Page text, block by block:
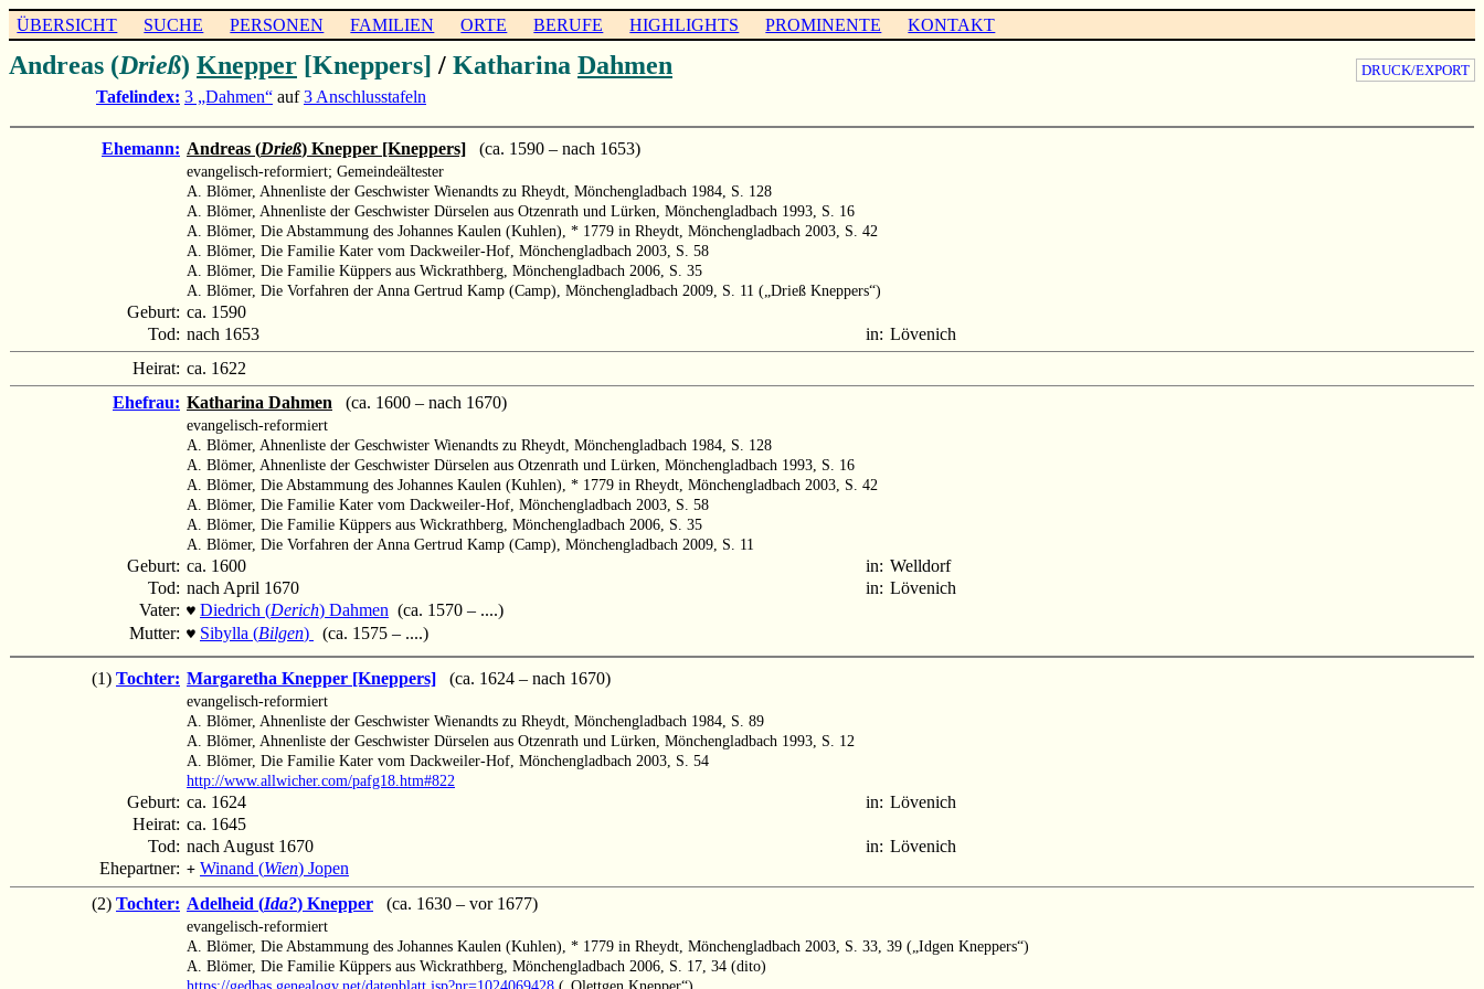
ÜBERSICHT SUCHE PERSONEN FAMILIEN ORTE BERUFE HIGHLIGHTS PROMINENTE KONTAKT
DRUCK/EXPORT
Andreas (Drieß) Knepper [Kneppers] / Katharina Dahmen
Tafelindex: 3 „Dahmen“ auf3 Anschlusstafeln
Ehemann: Andreas (Drieß) Knepper [Kneppers] (ca. 1590 – nach 1653)
evangelisch-reformiert; Gemeindeältester
A. Blömer, Ahnenliste der Geschwister Wienandts zu Rheydt, Mönchengladbach 1984, S. 128
A. Blömer, Ahnenliste der Geschwister Dürselen aus Otzenrath und Lürken, Mönchengladbach 1993, S. 16
A. Blömer, Die Abstammung des Johannes Kaulen (Kuhlen), * 1779 in Rheydt, Mönchengladbach 2003, S. 42
A. Blömer, Die Familie Kater vom Dackweiler-Hof, Mönchengladbach 2003, S. 58
A. Blömer, Die Familie Küppers aus Wickrathberg, Mönchengladbach 2006, S. 35
A. Blömer, Die Vorfahren der Anna Gertrud Kamp (Camp), Mönchengladbach 2009, S. 11 („Drieß Kneppers“)
Geburt: ca. 1590
Tod: nach 1653 in: Lövenich
Heirat: ca. 1622
Ehefrau: Katharina Dahmen (ca. 1600 – nach 1670)
evangelisch-reformiert
A. Blömer, Ahnenliste der Geschwister Wienandts zu Rheydt, Mönchengladbach 1984, S. 128
A. Blömer, Ahnenliste der Geschwister Dürselen aus Otzenrath und Lürken, Mönchengladbach 1993, S. 16
A. Blömer, Die Abstammung des Johannes Kaulen (Kuhlen), * 1779 in Rheydt, Mönchengladbach 2003, S. 42
A. Blömer, Die Familie Kater vom Dackweiler-Hof, Mönchengladbach 2003, S. 58
A. Blömer, Die Familie Küppers aus Wickrathberg, Mönchengladbach 2006, S. 35
A. Blömer, Die Vorfahren der Anna Gertrud Kamp (Camp), Mönchengladbach 2009, S. 11
Geburt: ca. 1600 in: Welldorf
Tod: nach April 1670 in: Lövenich
Vater: ♥ Diedrich (Derich) Dahmen (ca. 1570 – ....)
Mutter: ♥ Sibylla (Bilgen) (ca. 1575 – ....)
(1) Tochter: Margaretha Knepper [Kneppers] (ca. 1624 – nach 1670)
evangelisch-reformiert
A. Blömer, Ahnenliste der Geschwister Wienandts zu Rheydt, Mönchengladbach 1984, S. 89
A. Blömer, Ahnenliste der Geschwister Dürselen aus Otzenrath und Lürken, Mönchengladbach 1993, S. 12
A. Blömer, Die Familie Kater vom Dackweiler-Hof, Mönchengladbach 2003, S. 54
http://www.allwicher.com/pafg18.htm#822
Geburt: ca. 1624 in: Lövenich
Heirat: ca. 1645
Tod: nach August 1670 in: Lövenich
Ehepartner: + Winand (Wien) Jopen
(2) Tochter: Adelheid (Ida?) Knepper (ca. 1630 – vor 1677)
evangelisch-reformiert
A. Blömer, Die Abstammung des Johannes Kaulen (Kuhlen), * 1779 in Rheydt, Mönchengladbach 2003, S. 33, 39 („Idgen Kneppers“)
A. Blömer, Die Familie Küppers aus Wickrathberg, Mönchengladbach 2006, S. 17, 34 (dito)